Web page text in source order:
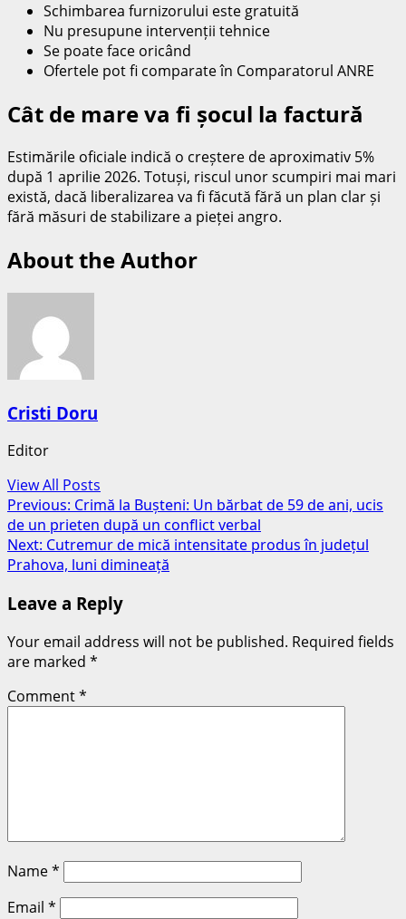
Schimbarea furnizorului este gratuită
Nu presupune intervenții tehnice
Se poate face oricând
Ofertele pot fi comparate în Comparatorul ANRE
Cât de mare va fi șocul la factură
Estimările oficiale indică o creștere de aproximativ 5%
după 1 aprilie 2026. Totuși, riscul unor scumpiri mai mari
există, dacă liberalizarea va fi făcută fără un plan clar și
fără măsuri de stabilizare a pieței angro.
About the Author
Cristi Doru
Editor
View All Posts
Post
navigation
Previous: Crimă la Bușteni: Un bărbat de 59 de ani, ucis
de un prieten după un conflict verbal
Next: Cutremur de mică intensitate produs în județul
Prahova, luni dimineață
Leave a Reply
Your email address will not be published. Required fields
are marked *
Comment*
Name*
Email *